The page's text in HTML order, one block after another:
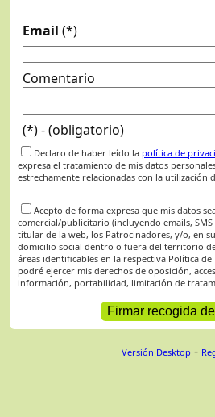
Email (*)
Comentario
(*) - (obligatorio)
Declaro de haber leído la política de
expresa el tratamiento de mis datos
estrechamente relacionadas con la utilización
Acepto de forma expresa que mis datos
comercial/publicitario (incluyendo emails,
titular de la web, los Patrocinadores, y/o, en
domicilio social dentro o fuera del territorio
áreas identificables en la respectiva Política
podré ejercer mis derechos de oposición,
información, portabilidad, limitación de
Versión Desktop -